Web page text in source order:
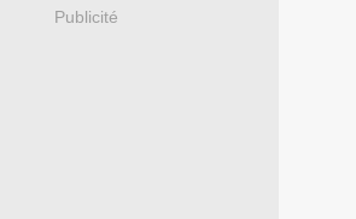
Publicité